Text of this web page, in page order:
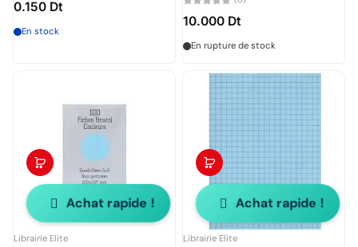
0.150 Dt
En stock
10.000 Dt
En rupture de stock
Achat rapide !
Librairie Elite
Achat rapide !
Librairie Elite